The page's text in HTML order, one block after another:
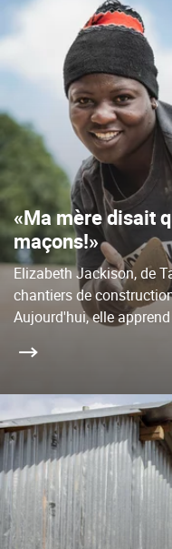
«Ma mère disait
maçons!»
Elizabeth Jackison, de
chantiers de
Aujourd'hui, elle